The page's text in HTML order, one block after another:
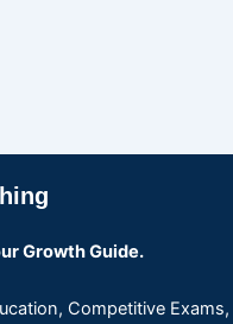
Growth Guide.
Competitive Exams,